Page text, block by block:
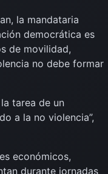
la mandataria
democrática es
de movilidad,
no debe formar
tarea de un
a la no violencia”,
económicos,
durante jornadas